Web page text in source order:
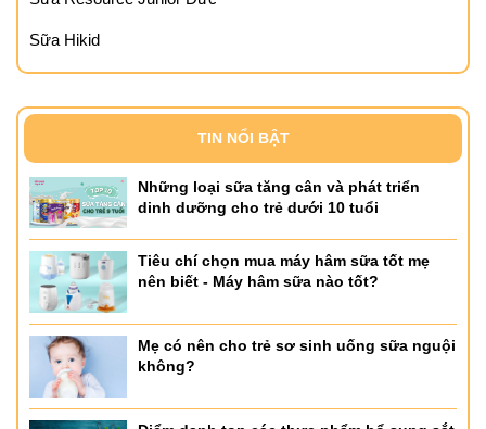
Sữa Hikid
TIN NỔI BẬT
Những loại sữa tăng cân và phát triển
dinh dưỡng cho trẻ dưới 10 tuổi
Tiêu chí chọn mua máy hâm sữa tốt mẹ
nên biết - Máy hâm sữa nào tốt?
Mẹ có nên cho trẻ sơ sinh uống sữa nguội
không?